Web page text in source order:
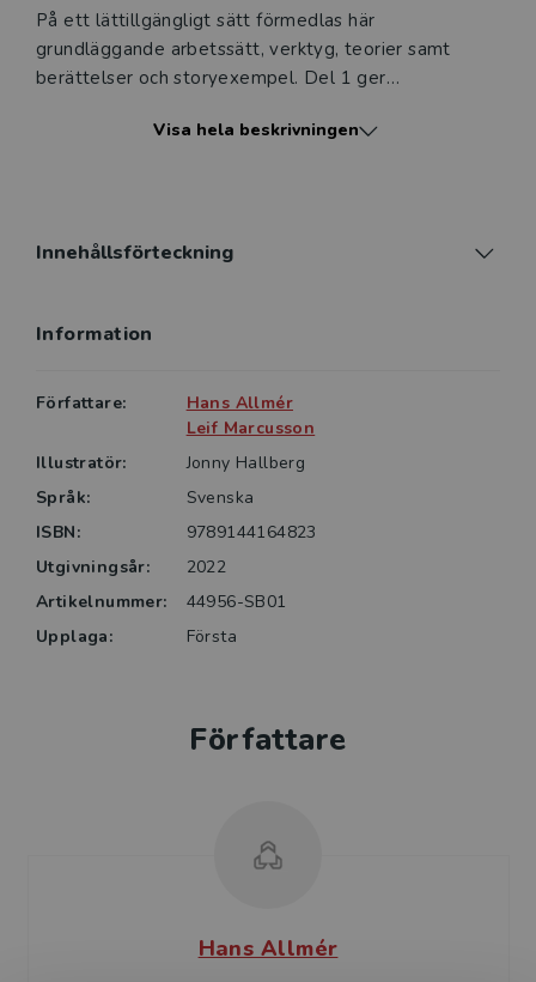
På ett lättillgängligt sätt förmedlas här
grundläggande arbetssätt, verktyg, teorier samt
berättelser och storyexempel. Del 1 ger
del 2 beskriver stegvis storyskapandet och del 3
Boken riktar sig till såväl studenter på universitets-
till yrkesverksamma inom kommunikation, likväl till
Visa hela beskrivningen
Innehållsförteckning
Information
Författare:
Hans Allmér
Leif Marcusson
Illustratör:
Jonny Hallberg
Språk:
Svenska
ISBN:
9789144164823
Utgivningsår:
2022
Artikelnummer:
44956-SB01
Upplaga:
Första
Författare
Hans Allmér